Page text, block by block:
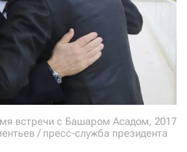
встречи с Башаром Асадом, 2017
/ пресс-служба президента